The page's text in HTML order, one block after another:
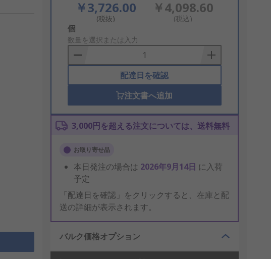
￥3,726.00
(税抜)
￥4,098.60
(税込)
Add
to
Basket
個
数量を選択または入力
配達日を確認
注文書へ追加
3,000円を超える注文については、送料無料
お取り寄せ品
本日発注の場合は 2026年9月14日 に入荷
予定
「配達日を確認」をクリックすると、在庫と配
送の詳細が表示されます。
バルク価格オプション